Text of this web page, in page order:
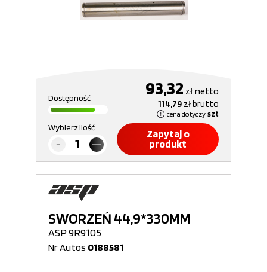
Dostępność 93,32 złnetto
114,79 złbrutto
cena dotyczy szt
Wybierz ilość
Zapytaj o
produkt
SWORZEŃ 44,9*330MM
ASP 9R9105
Nr Autos 0188581